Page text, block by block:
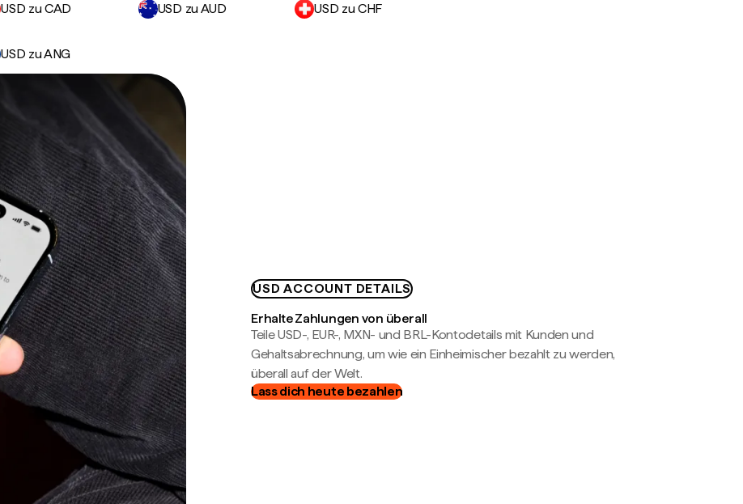
USD zu CAD USD zu AUD USD zu CHF
USD zu ANG
USD ACCOUNT DETAILS
Erhalte Zahlungen von überall
Teile USD-, EUR-, MXN- und BRL-Kontodetails mit Kunden und
Gehaltsabrechnung, um wie ein Einheimischer bezahlt zu werden,
überall auf der Welt.
Lass dich heute bezahlen